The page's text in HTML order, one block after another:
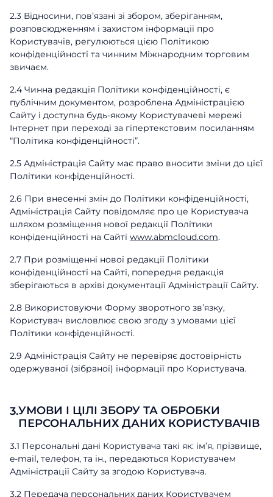
2.3 Відносини, пов’язані зі збором, зберіганням,
розповсюдженням і захистом інформації про
Користувачів, регулюються цією Політикою
конфіденційності та чинним Міжнародним торговим
звичаєм.
2.4 Чинна редакція Політики конфіденційності, є
публічним документом, розроблена Адміністрацією
Сайту і доступна будь-якому Користувачеві мережі
Інтернет при переході за гіпертекстовим посиланням
“Політика конфіденційності”.
2.5 Адміністрація Сайту має право вносити зміни до цієї
Політики конфіденційності.
2.6 При внесенні змін до Політики конфіденційності,
Адміністрація Сайту повідомляє про це Користувача
шляхом розміщення нової редакції Політики
конфіденційності на Сайті www.abmcloud.com.
2.7 При розміщенні нової редакції Політики
конфіденційності на Сайті, попередня редакція
зберігаються в архіві документації Адміністрації Сайту.
2.8 Використовуючи Форму зворотного зв’язку,
Користувач висловлює свою згоду з умовами цієї
Політики конфіденційності.
2.9 Адміністрація Сайту не перевіряє достовірність
одержуваної (зібраної) інформації про Користувача.
3.УМОВИ І ЦІЛІ ЗБОРУ ТА ОБРОБКИ
ПЕРСОНАЛЬНИХ ДАНИХ КОРИСТУВАЧІВ
3.1 Персональні дані Користувача такі як: ім’я, прізвище,
e-mail, телефон, та ін., передаються Користувачем
Адміністрації Сайту за згодою Користувача.
3.2 Передача персональних даних Користувачем